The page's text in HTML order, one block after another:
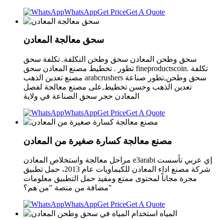
WhatsAppGet PriceGet A Quote
سحق معالجة المعادن
سحق وطحن المعادن سحق وطحن التكلفة. تكلفة سحق
تطور . تخطيط مصنع المعادن سحق fineproductscoin. تكلفة
مصنع تعدين الذهب arabcrushers سحق وطحن,تطور صناعة
تعدين الذهب وحسن تخطيط,على مصنع معالجة لفصل
المعادن حجر سحق الصناعة في ولاية
WhatsAppGet PriceGet A Quote
مصنع معالجة كسارة صغيرة من المعادن
مراحل معالجة واستخلاص المعادن e3arabi إي عربي تأسست
شركة مصنع اداء المعادن للكيماويات عام 2013، حمل تطبيق
مجرة مجاناً لمحتوى ممتع ومفيد حمل التطبيق معلومات
مضافة من منصة "من هم؟"
WhatsAppGet PriceGet A Quote